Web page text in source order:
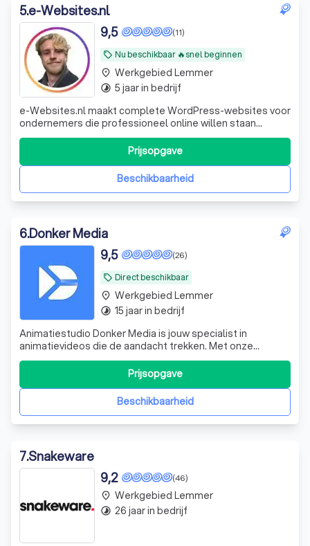
5.e-Websites.nl
local_offer Nu beschikbaar 🔥snel beginnen
(11)
9,5
e-Websites.nl maakt complete WordPress-websites voor
ondernemers die professioneel online willen staan
zonder technisch gedoe. Veel ondernemers weten dat ze
een goede website nodig hebben, maar lopen vast op
keuzes zoals hosting, domeinnaam, e-mail, WordPress,
onderhoud, beveiliging en teksten. Wij
Beschikbaarheid
Prijsopgave
place Werkgebied Lemmer
timelapse 5 jaar in bedrijf
6.Donker Media
local_offer Direct beschikbaar
(26)
9,5
Animatiestudio Donker Media is jouw specialist in
animatievideos die de aandacht trekken. Met onze
animatie studio in Eindhoven verrassen we met creatieve
concepten die precies vertellen wat jij wilt overbrengen.
Dat doen we met een klein team van ervaren experts
vanuit Eindhoven, voor opdrachtgever
Beschikbaarheid
Prijsopgave
place Werkgebied Lemmer
timelapse 15 jaar in bedrijf
7.Snakeware
(46)
9,2
place Werkgebied Lemmer
timelapse 26 jaar in bedrijf